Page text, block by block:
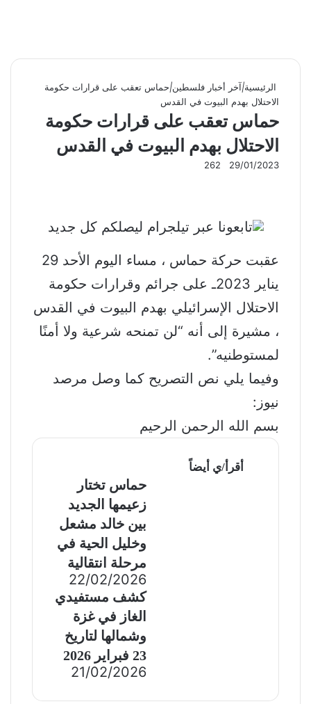
الرئيسية|آخر أخبار فلسطين|حماس تعقب على قرارات حكومة
الاحتلال بهدم البيوت في القدس
حماس تعقب على قرارات حكومة
الاحتلال بهدم البيوت في القدس
29/01/2023
262
عقبت حركة حماس ، مساء اليوم الأحد 29
يناير 2023ـ على جرائم وقرارات حكومة
الاحتلال الإسرائيلي بهدم البيوت في القدس
، مشيرة إلى أنه “لن تمنحه شرعية ولا أمنًا
لمستوطنيه”.
وفيما يلي نص التصريح كما وصل مرصد
نيوز:
بسم الله الرحمن الرحيم
أقرأ/ي أيضاً
حماس تختار
زعيمها الجديد
بين خالد مشعل
وخليل الحية في
مرحلة انتقالية
22/02/2026
كشف مستفيدي
الغاز في غزة
وشمالها لتاريخ
23 فبراير 2026
21/02/2026